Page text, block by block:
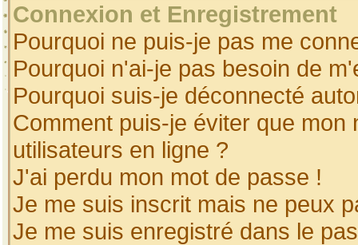
Connexion et Enregistrement
Pourquoi ne puis-je pas me
Pourquoi n'ai-je pas besoin de
Pourquoi suis-je déconnecté
Comment puis-je éviter que
utilisateurs en ligne ?
J'ai perdu mon mot de passe !
Je me suis inscrit mais ne peux
Je me suis enregistré dans le